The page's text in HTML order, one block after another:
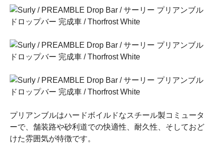
プリアンブルはハードボイルドなスチール製コミュータ
ーで、舗装路や砂利道での快適性、耐久性、そしておど
けた雰囲気が特徴です。